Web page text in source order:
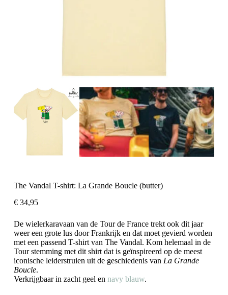
The Vandal T-shirt: La Grande Boucle (butter)
€34,95
De wielerkaravaan van de Tour de France trekt ook dit jaar
weer een grote lus door Frankrijk en dat moet gevierd worden
met een passend T-shirt van The Vandal. Kom helemaal in de
Tour stemming met dit shirt dat is geïnspireerd op de meest
iconische leiderstruien uit de geschiedenis van La Grande
Boucle.
Verkrijgbaar in zacht geel en navy blauw.